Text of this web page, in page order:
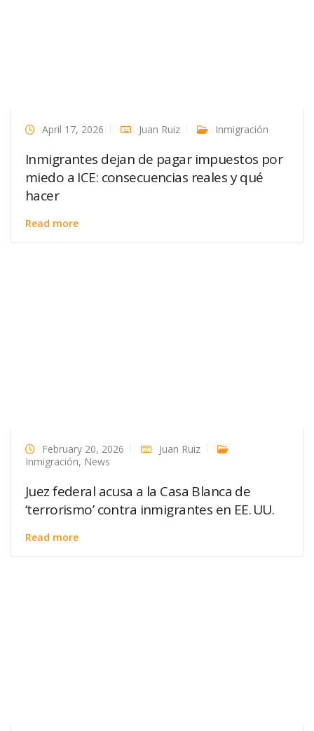
April 17, 2026 Juan Ruiz Inmigración
Inmigrantes dejan de pagar impuestos por
miedo a ICE: consecuencias reales y qué
hacer
Read more
February 20, 2026
Juan Ruiz
Inmigración, News
Juez federal acusa a la Casa Blanca de
‘terrorismo’ contra inmigrantes en EE. UU.
Read more